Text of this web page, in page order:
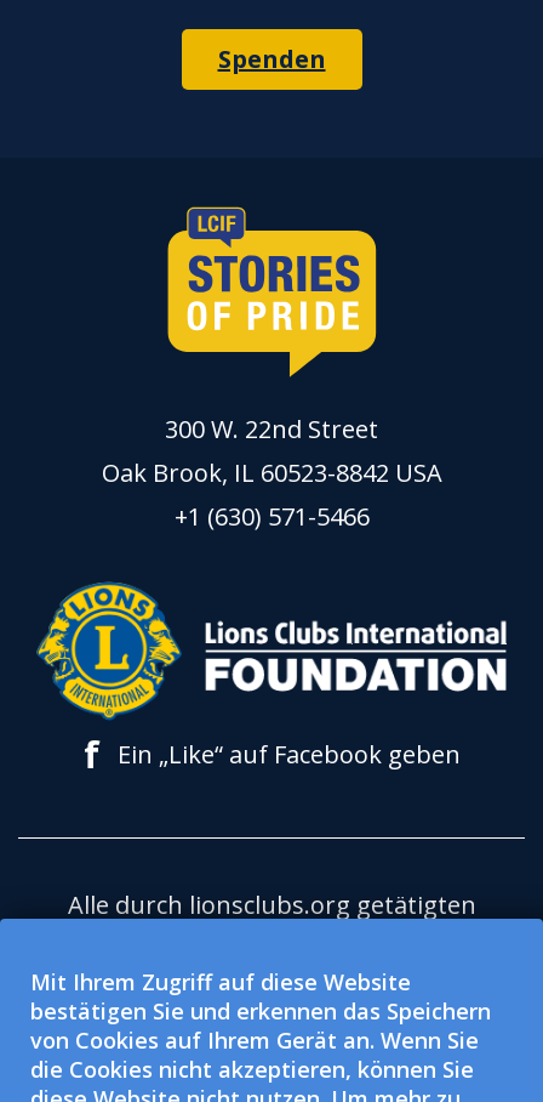
Spenden
Mit Ihrem Zugriff auf diese Website
bestätigen Sie und erkennen das Speichern
von Cookies auf Ihrem Gerät an. Wenn Sie
die Cookies nicht akzeptieren, können Sie
300 W. 22nd Street
Oak Brook, IL 60523-8842 USA
+1 (630) 571-5466
f Ein „Like“ auf Facebook geben
Alle durch lionsclubs.org getätigten
International Foundation (LCIF) zugute,
eine nach 501(c)(3) steuerbefreite,
gemeinnützige Organisation. Lions
Clubs International (LCI) ist eine nach